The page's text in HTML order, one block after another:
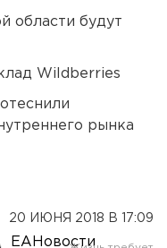
области будут
Wildberries
рынка
20 ИЮНЯ 2018 В 17:09
ЕАНовости